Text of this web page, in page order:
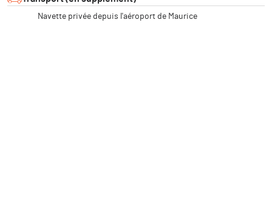
Navette privée depuis l'aéroport de Maurice